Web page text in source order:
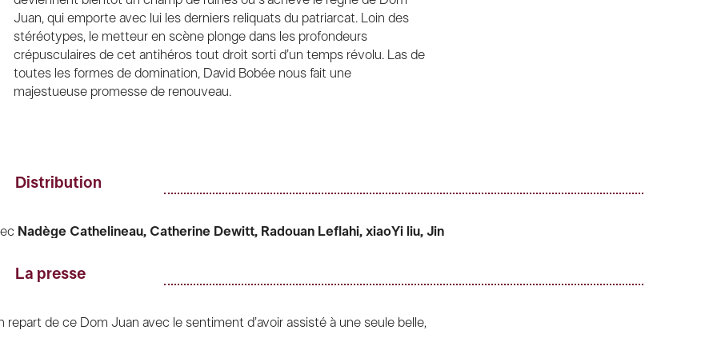
Juan, qui emporte avec lui les derniers reliquats du patriarcat. Loin des
stéréotypes, le metteur en scène plonge dans les profondeurs
crépusculaires de cet antihéros tout droit sorti d’un temps révolu. Las de
toutes les formes de domination, David Bobée nous fait une
majestueuse promesse de renouveau.
Distribution
Nadège Cathelineau, Catherine Dewitt, Radouan Leflahi,xiaoYi liu, Jin
mao,
Zola
David Bobée, léa Jézéquel
Wojtek Doroszukassisté deFanny Derrier
La presse
repart de ce Dom Juan avec le sentiment d’avoir assisté à une seule belle,
marquante fin d’un opéra wagnérien. À un festin de Pierre (et de pierre